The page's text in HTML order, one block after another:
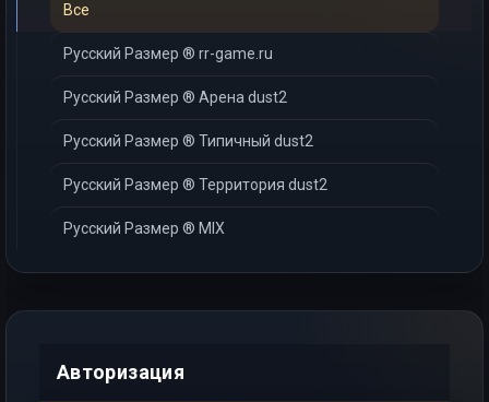
Все
Русский Размер ® rr-game.ru
Русский Размер ® Арена dust2
Русский Размер ® Типичный dust2
Русский Размер ® Территория dust2
Русский Размер ® MIX
Авторизация